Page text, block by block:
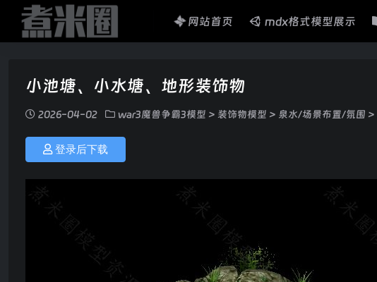
网站首页 mdx格式模型展示
小池塘、小水塘、地形装饰物
2026-04-02 war3魔兽争霸3模型 > 装饰物模型 > 泉水/场景布置/氛围 >
登录后下载